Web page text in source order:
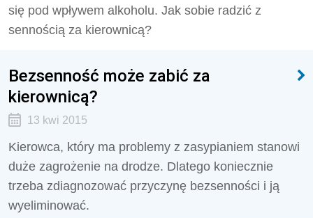
się pod wpływem alkoholu. Jak sobie radzić z
sennością za kierownicą?
Bezsenność może zabić za
kierownicą?
13 kwi 2015
Kierowca, który ma problemy z zasypianiem stanowi
duże zagrożenie na drodze. Dlatego koniecznie
trzeba zdiagnozować przyczynę bezsenności i ją
wyeliminować.